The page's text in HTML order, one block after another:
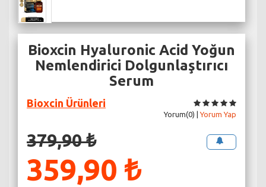
Bioxcin Hyaluronic Acid Yoğun
Nemlendirici Dolgunlaştırıcı
Serum
Bioxcin Ürünleri
Yorum(0) |Yorum Yap
379,90 ₺
359,90 ₺